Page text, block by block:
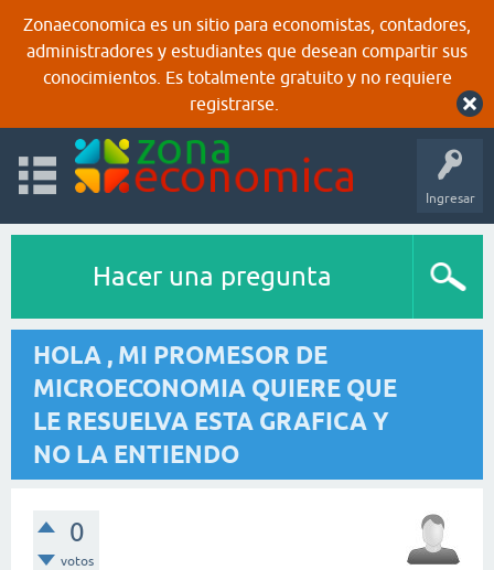
Zonaeconomica es un sitio para economistas, contadores,
administradores y estudiantes que desean compartir sus
conocimientos. Es totalmente gratuito y no requiere
registrarse.
Ingresar
Hacer una pregunta
HOLA , MI PROMESOR DE
MICROECONOMIA QUIERE QUE
LE RESUELVA ESTA GRAFICA Y
NO LA ENTIENDO
0
votos